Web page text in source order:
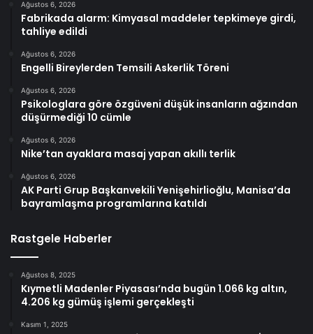
Ağustos 6, 2026
Fabrikada alarm: Kimyasal maddeler tepkimeye girdi,
tahliye edildi
Ağustos 6, 2026
Engelli Bireylerden Temsili Askerlik Töreni
Ağustos 6, 2026
Psikologlara göre özgüveni düşük insanların ağzından
düşürmediği 10 cümle
Ağustos 6, 2026
Nike’tan ayaklara masaj yapan akıllı terlik
Ağustos 6, 2026
AK Parti Grup Başkanvekili Yenişehirlioğlu, Manisa’da
bayramlaşma programlarına katıldı
Rastgele Haberler
Ağustos 8, 2025
Kıymetli Madenler Piyasası’nda bugün 1.066 kg altın,
4.206 kg gümüş işlemi gerçekleşti
Kasım 1, 2025